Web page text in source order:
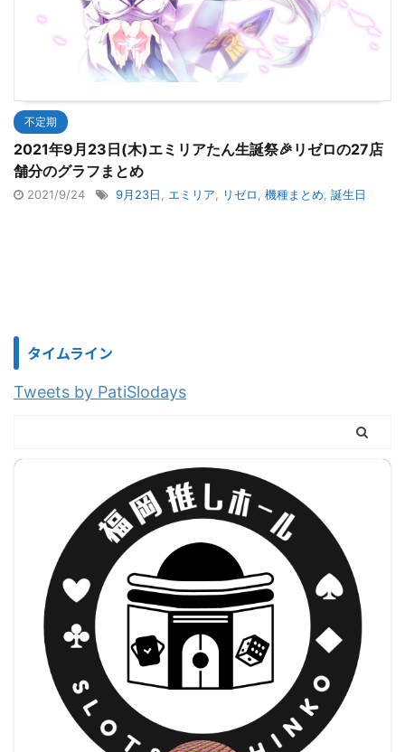
不定期
2021年9月23日(木)エミリアたん生誕祭🎉リゼロの27店
舗分のグラフまとめ
2021/9/24 9月23日, エミリア, リゼロ, 機種まとめ, 誕生日
タイムライン
Tweets by PatiSlodays